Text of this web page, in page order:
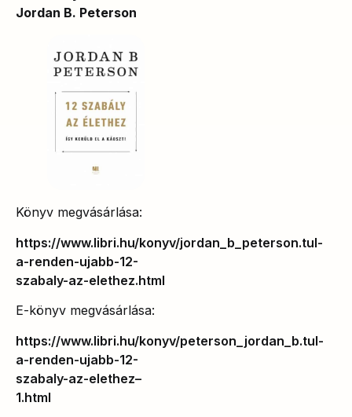
Jordan B. Peterson
Könyv megvásárlása:
https://www.libri.hu/konyv/jordan_b_peterson.tul-
a-renden-ujabb-12-
szabaly-az-elethez.html
E-könyv megvásárlása:
https://www.libri.hu/konyv/peterson_jordan_b.tul-
a-renden-ujabb-12-
szabaly-az-elethez–
1.html